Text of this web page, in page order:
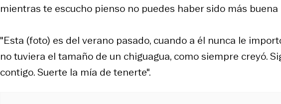
mientras te escucho pienso no puedes haber sido más
"Esta (foto) es del verano pasado, cuando a él nunca le
no tuviera el tamaño de un chiguagua, como siempre creyó.
contigo. Suerte la mía de tenerte".